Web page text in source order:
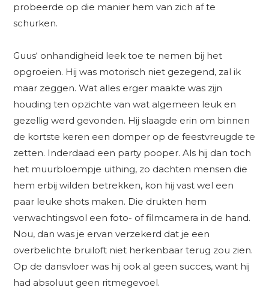
probeerde op die manier hem van zich af te
schurken.
Guus‘ onhandigheid leek toe te nemen bij het
opgroeien. Hij was motorisch niet gezegend, zal ik
maar zeggen. Wat alles erger maakte was zijn
houding ten opzichte van wat algemeen leuk en
gezellig werd gevonden. Hij slaagde erin om binnen
de kortste keren een domper op de feestvreugde te
zetten. Inderdaad een party pooper. Als hij dan toch
het muurbloempje uithing, zo dachten mensen die
hem erbij wilden betrekken, kon hij vast wel een
paar leuke shots maken. Die drukten hem
verwachtingsvol een foto- of filmcamera in de hand.
Nou, dan was je ervan verzekerd dat je een
overbelichte bruiloft niet herkenbaar terug zou zien.
Op de dansvloer was hij ook al geen succes, want hij
had absoluut geen ritmegevoel.